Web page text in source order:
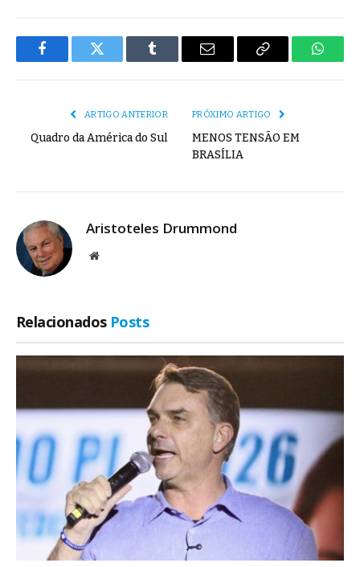
FacebookTwitter Tumblr
E-
Copiar
ARTIGO ANTERIOR
Quadro da América do Sul
PRÓXIMO ARTIGO
MENOS TENSÃO EM
BRASÍLIA
Aristoteles Drummond
Site
Relacionados Posts